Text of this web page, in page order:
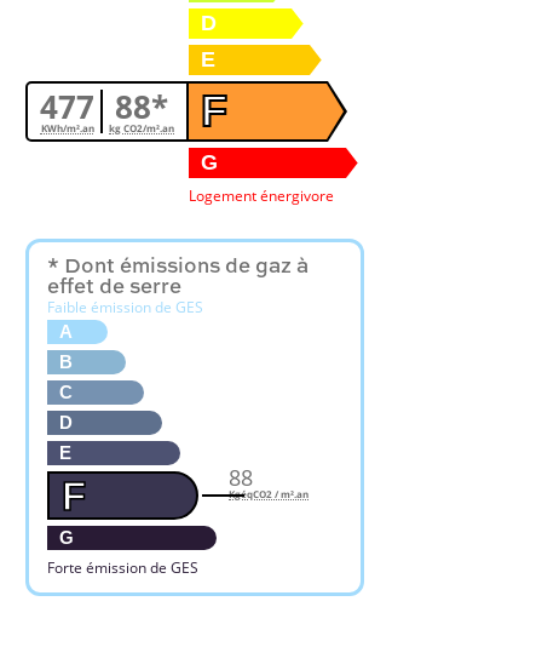
477
KWh/m².an 88*
kg CO2/m².an
D
E
F
G
Logement énergivore
* Dont émissions de gaz à
effet de serre
Faible émission de GES
A
B
C
D
E
F
G
Forte émission de GES
88
KgéqCO2 / m².an